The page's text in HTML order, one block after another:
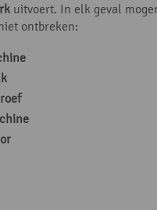
uitvoert. In elk geval
ontbreken: